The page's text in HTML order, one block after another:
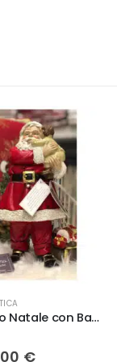
Statua Babbo Natale con Bambino Preziosa
€Il